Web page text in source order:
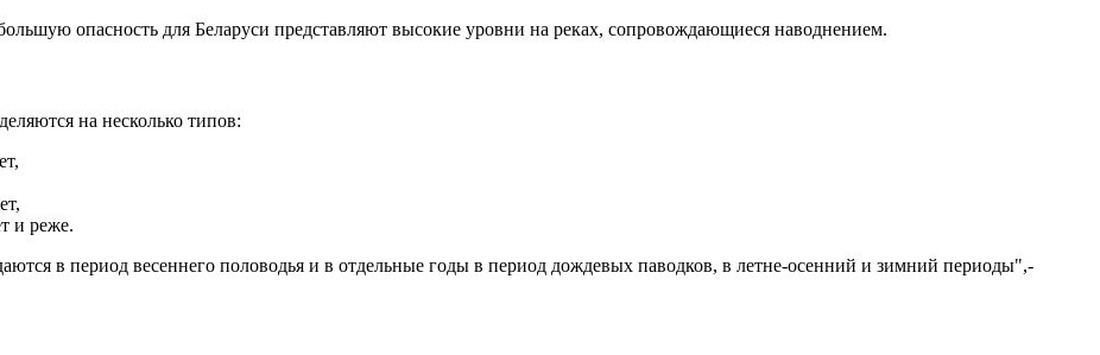
опасность для Беларуси представляют высокие уровни на реках, сопровождающиеся наводнением.
на несколько типов:
и реже.
в период весеннего половодья и в отдельные годы в период дождевых паводков, в летне-осенний и зимний периоды",-